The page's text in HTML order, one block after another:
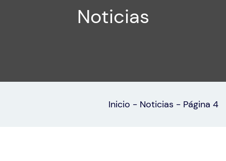
Noticias
Inicio - Noticias - Página 4